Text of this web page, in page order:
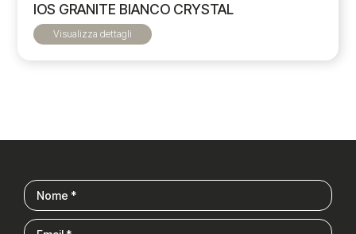
IOS GRANITE BIANCO CRYSTAL
Visualizza dettagli